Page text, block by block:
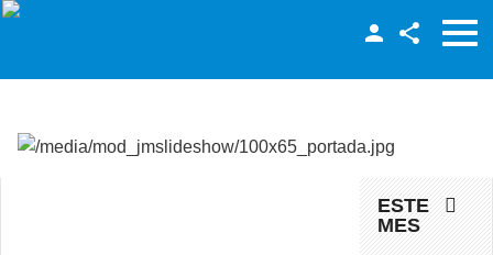
LinkedIn
ESTE
MES